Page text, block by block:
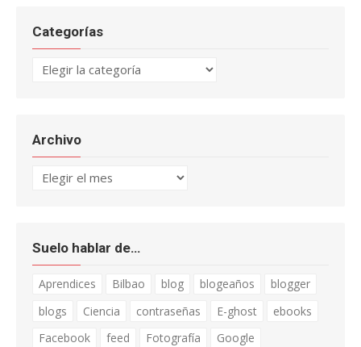
Categorías
Categorías
Archivo
Archivo
Suelo hablar de…
Aprendices Bilbao blog blogeaños
blogger
blogs
Ciencia contraseñas E-ghost
ebooks
Facebook
feed Fotografía
Google